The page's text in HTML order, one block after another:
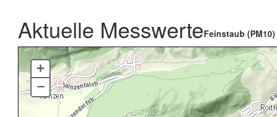
Aktuelle MesswerteFeinstaub (PM10)
+
–